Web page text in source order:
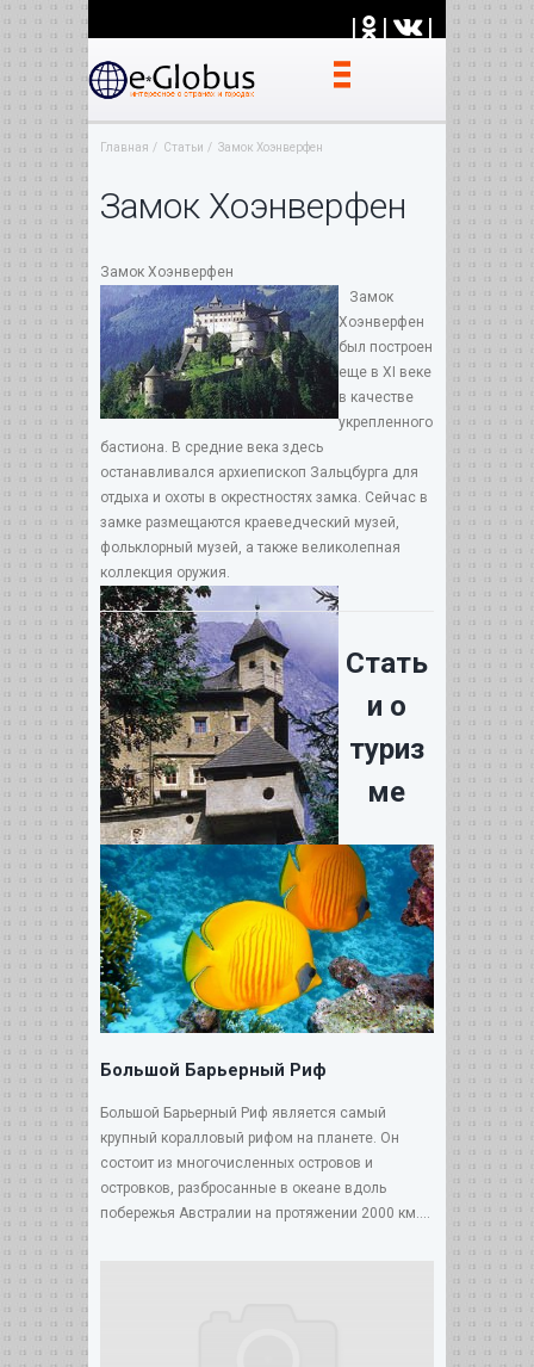
| | |
Главная Статьи Замок Хоэнверфен
Замок Хоэнверфен
Замок Хоэнверфен
Замок
Хоэнверфен
был построен
еще в XI веке
в качестве
укрепленного
бастиона. В средние века здесь
останавливался архиепископ Зальцбурга для
отдыха и охоты в окрестностях замка. Сейчас в
замке размещаются краеведческий музей,
фольклорный музей, а также великолепная
коллекция оружия.
Стать
и о
туриз
ме
Большой Барьерный Риф
Большой Барьерный Риф является самый
крупный коралловый рифом на планете. Он
состоит из многочисленных островов и
островков, разбросанные в океане вдоль
побережья Австралии на протяжении 2000 км....